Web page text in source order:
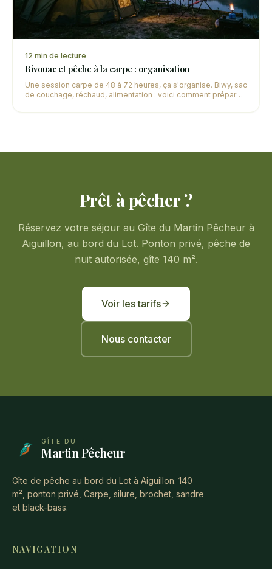
12 min de lecture
Bivouac et pêche à la carpe : organisation
Une session carpe de 48 à 72 heures, ça s'organise. Biwy, sac
de couchage, réchaud, alimentation : voici comment préparer
Prêt à pêcher ?
Réservez votre séjour au Gîte du Martin Pêcheur à
Aiguillon, au bord du Lot. Ponton privé, pêche de
nuit autorisée, gîte 140 m².
Voir les tarifs
Nous contacter
GÎTE DU
Martin Pêcheur
Gîte de pêche au bord du Lot à Aiguillon. 140
m², ponton privé, Carpe, silure, brochet, sandre
et black-bass.
NAVIGATION